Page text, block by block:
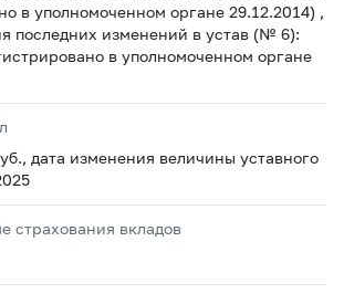
в уполномоченном органе 29.12.2014) ,
последних изменений в устав (№ 6):
в уполномоченном органе
дата изменения величины уставного
страхования вкладов